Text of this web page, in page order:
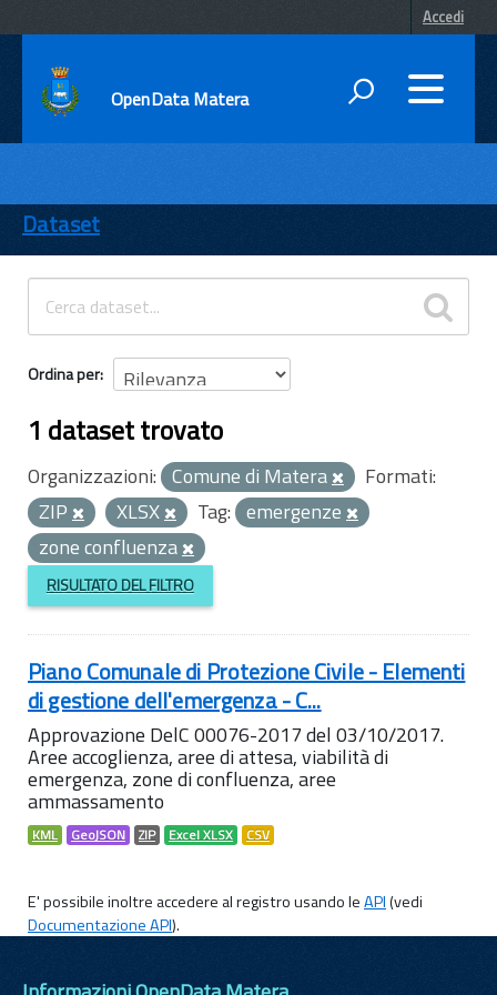
Accedi
OpenData Matera
ENTI
TEMI
INFORMAZIONI
Dataset
Ordina per
1 dataset trovato
Organizzazioni: Comune di Matera
Formati:
ZIP
XLSX Tag: emergenze
zone confluenza
RISULTATO DEL FILTRO
Piano Comunale di Protezione Civile - Elementi
di gestione dell'emergenza - C...
Approvazione DelC 00076-2017 del 03/10/2017.
Aree accoglienza, aree di attesa, viabilità di
emergenza, zone di confluenza, aree
ammassamento
KML GeoJSON ZIP Excel XLSX CSV
E' possibile inoltre accedere al registro usando leAPI(vedi
Documentazione API).